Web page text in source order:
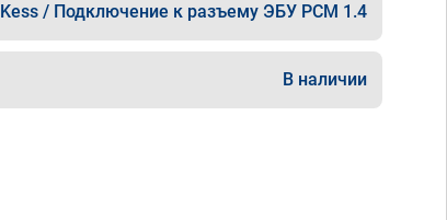
Kess / Подключение к разъему ЭБУ PCM 1.4
В наличии